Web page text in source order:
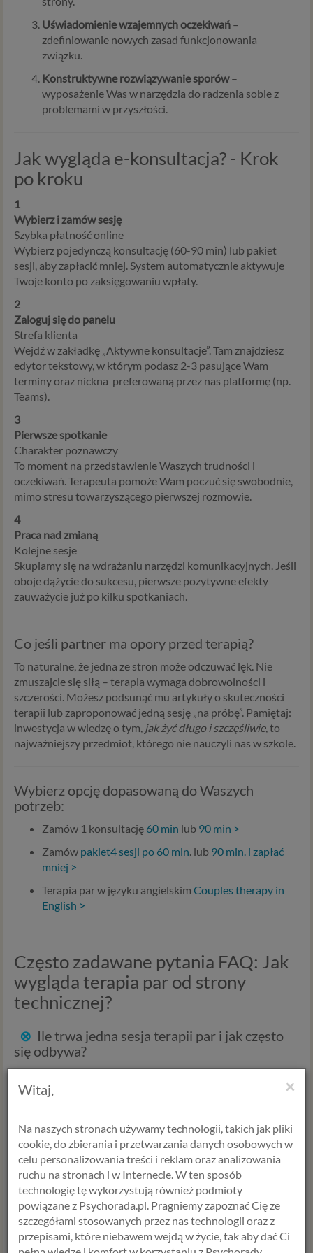
Uświadomienie wzajemnych oczekiwań –
zdefiniowanie nowych zasad funkcjonowania
związku.
Konstruktywne rozwiązywanie sporów–
wyposażenie Was w narzędzia do radzenia sobie z
problemami w przyszłości.
Jak wygląda e-konsultacja? - Krok
po kroku
1
Wybierz i zamów sesję
Szybka płatność online
Wybierz pojedynczą konsultację (60-90 min) lub pakiet
sesji, aby zapłacić mniej. System automatycznie aktywuje
Twoje konto po zaksięgowaniu wpłaty.
2
Zaloguj się do panelu
Strefa klienta
Wejdź w zakładkę „Aktywne konsultacje”. Tam znajdziesz
edytor tekstowy, w którym podasz 2-3 pasujące Wam
terminy oraz nickna preferowaną przez nas platformę (np.
Teams).
3
Pierwsze spotkanie
Charakter poznawczy
To moment na przedstawienie Waszych trudności i
oczekiwań. Terapeuta pomoże Wam poczuć się swobodnie,
mimo stresu towarzyszącego pierwszej rozmowie.
4
Praca nad zmianą
Kolejne sesje
Skupiamy się na wdrażaniu narzędzi komunikacyjnych. Jeśli
oboje dążycie do sukcesu, pierwsze pozytywne efekty
zauważycie już po kilku spotkaniach.
Co jeśli partner ma opory przed terapią?
To naturalne, że jedna ze stron może odczuwać lęk. Nie
zmuszajcie się siłą – terapia wymaga dobrowolności i
szczerości. Możesz podsunąć mu artykuły o skuteczności
terapii lub zaproponować jedną sesję „na próbę”. Pamiętaj:
inwestycja w wiedzę o tym, jak żyć długo i szczęśliwie, to
najważniejszy przedmiot, którego nie nauczyli nas w szkole.
Wybierz opcję dopasowaną do Waszych
potrzeb:
Zamów 1 konsultację 60 min lub 90 min >
Zamów pakiet4 sesji po 60 min. lub 90 min. i zapłać
mniej >
Terapia par w języku angielskim Couples therapy in
English >
Często zadawane pytania FAQ: Jak
wygląda terapia par od strony
technicznej?
⊗ Ile trwa jedna sesja terapii par i jak często
się odbywa?
Standardowa sesja terapii par w Psychorada.pl trwa60
minutlub
jednak odbywa się co dwa tygodnie. Taka częstotliwość
pozwala na utrzymanie ciągłości pracy nad relacją i
wdrażanie nowych wzorców komunikacji między sesjami.
⊗Ile spotkań z psychologiem jest
potrzebnych, aby uratować związek?
Liczba spotkań jest kwestią indywidualną. W przypadku
×
Witaj,
Na naszych stronach używamy technologii, takich jak pliki
cookie, do zbierania i przetwarzania danych osobowych w
celu personalizowania treści i reklam oraz analizowania
ruchu na stronach i w Internecie. W ten sposób
technologię tę wykorzystują również podmioty
powiązane z Psychorada.pl. Pragniemy zapoznać Cię ze
szczegółami stosowanych przez nas technologii oraz z
przepisami, które niebawem wejdą w życie, tak aby dać Ci